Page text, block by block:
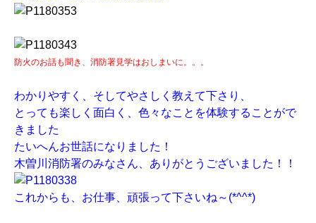
防火のお話も聞き、消防署見学はおしまいに。。。
わかりやすく、そしてやさしく教えて下さり、
とっても楽しく面白く、色々なことを体験することがで
きました
たいへんお世話になりました！
木曽川消防署のみなさん、ありがとうございました！！
これからも、お仕事、頑張って下さいね～(*^^*)